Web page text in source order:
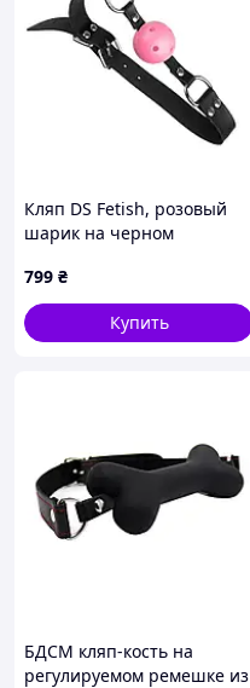
ОБМЕН И ВОЗВРАТ
Кляп DS Fetish, розовый
шарик на черном
799 ₴
Купить
БДСМ кляп-кость на
регулируемом ремешке из